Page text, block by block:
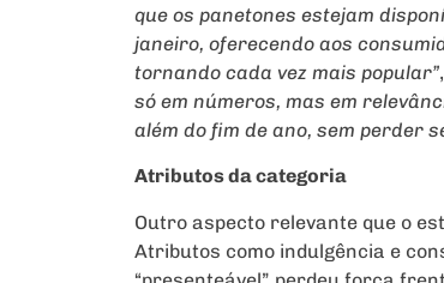
que os panetones estejam
janeiro, oferecendo aos
tornando cada vez mais popular”
só em números, mas em
além do fim de ano, sem perder
Atributos da categoria
Outro aspecto relevante que o
Atributos como indulgência e